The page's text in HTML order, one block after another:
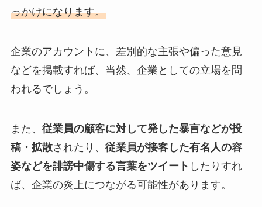
っかけになります。
企業のアカウントに、差別的な主張や偏った意見
などを掲載すれば、当然、企業としての立場を問
われるでしょう。
また、 従業員の顧客に対して発した暴言などが投
稿・拡散されたり、 従業員が接客した有名人の容
姿などを誹謗中傷する言葉をツイート したりすれ
ば、企業の炎上につながる可能性があります。